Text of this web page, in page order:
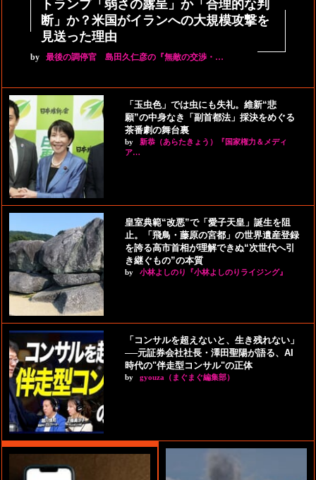
トランプ「弱さの露呈」か「合理的な判
断」か？米国がイランへの大規模攻撃を
見送った理由
by 最後の調停官 島田久仁彦の『無敵の交渉・…
「玉虫色」では虫にも失礼。維新“悲
願”の中身なき「副首都法」採決をめぐる
茶番劇の舞台裏
by
新恭（あらたきょう）『国家権力＆メディ
ア…
皇室典範“改悪”で「愛子天皇」誕生を阻
止。「飛鳥・藤原の宮都」の世界遺産登録
を誇る高市首相が理解できぬ“次世代へ引
き継ぐもの”の本質
by 小林よしのり『小林よしのりライジング』
「コンサルを超えないと、生き残れない」
──元証券会社社長・澤田聖陽が語る、AI
時代の"伴走型コンサル"の正体
by gyouza（まぐまぐ編集部）